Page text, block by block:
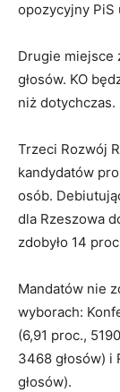
opozycyjny PiS
Drugie miejsce
głosów. KO
niż dotychczas.
Trzeci Rozwój
kandydatów
osób.
dla Rzeszowa
zdobyło 14
Mandatów nie
wyborach:
(6,91 proc.,
3468 głosów) i
głosów).